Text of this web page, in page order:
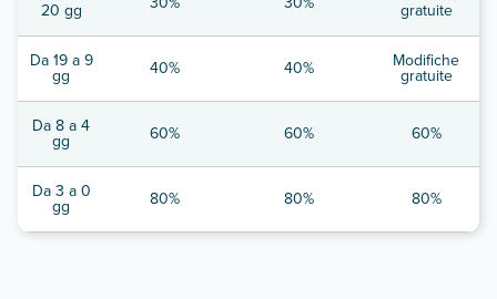
20 gg gratuite
Da 19 a 9
gg 40% 40% Modifiche
gratuite
Da 8 a 4
gg 60% 60% 60%
Da 3 a 0
gg 80% 80% 80%